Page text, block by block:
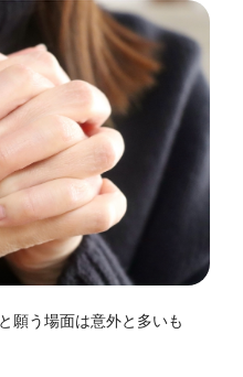
願う場面は意外と多いも